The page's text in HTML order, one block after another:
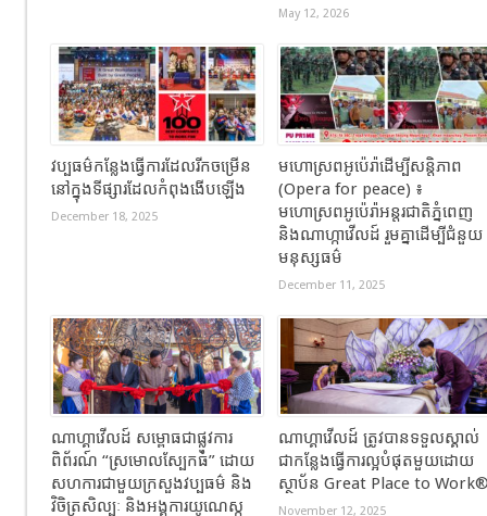
May 12, 2026
វប្បធម៌កន្លែងធ្វើការដែលរីកចម្រើន
នៅក្នុងទីផ្សារដែលកំពុងងើបឡើង
December 18, 2025
មហោស្រពអូប៉េរ៉ាដើម្បីសន្តិភាព
(Opera for peace) ៖
មហោស្រពអូប៉េរ៉ាអន្តរជាតិភ្នំពេញ
និងណាហ្កាវើលដ៍ រួមគ្នាដើម្បីជំនួយ
មនុស្សធម៌
December 11, 2025
ណាហ្គាវើលដ៍ សម្ពោធជាផ្លូវការ
ពិព័រណ៍ “ស្រមោលស្បែកធំ” ដោយ
សហការជាមួយក្រសួងវប្បធម៌ និង
វិចិត្រសិល្បៈ និងអង្គការយូណេស្កូ
ណាហ្គាវើលដ៍ ត្រូវបានទទួលស្គាល់
ជាកន្លែងធ្វើការល្អបំផុតមួយដោយ
ស្ថាប័ន Great Place to
November 12, 2025